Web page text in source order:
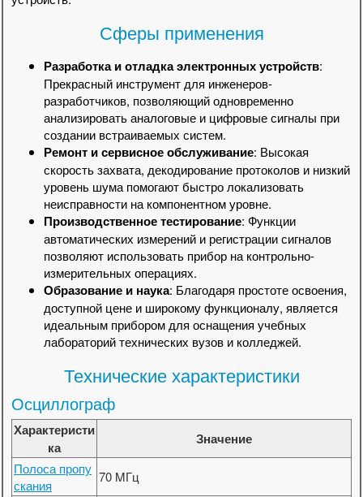
Сферы применения
Разработка и отладка электронных устройств:
Прекрасный инструмент для инженеров-
разработчиков, позволяющий одновременно
анализировать аналоговые и цифровые сигналы при
создании встраиваемых систем.
Ремонт и сервисное обслуживание: Высокая
скорость захвата, декодирование протоколов и низкий
уровень шума помогают быстро локализовать
неисправности на компонентном уровне.
Производственное тестирование: Функции
автоматических измерений и регистрации сигналов
позволяют использовать прибор на контрольно-
измерительных операциях.
Образование и наука: Благодаря простоте освоения,
доступной цене и широкому функционалу, является
идеальным прибором для оснащения учебных
лабораторий технических вузов и колледжей.
Технические характеристики
Осциллограф
Характеристи
ка
Значение
Полоса пропу
скания
70 MГц